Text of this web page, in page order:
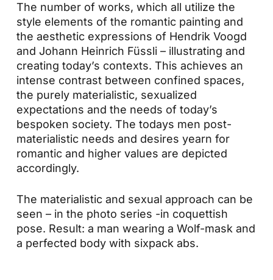
The number of works, which all utilize the
style elements of the romantic painting and
the aesthetic expressions of Hendrik Voogd
and Johann Heinrich Füssli – illustrating and
creating today’s contexts. This achieves an
intense contrast between confined spaces,
the purely materialistic, sexualized
expectations and the needs of today’s
bespoken society. The todays men post-
materialistic needs and desires yearn for
romantic and higher values are depicted
accordingly.
The materialistic and sexual approach can be
seen – in the photo series -in coquettish
pose. Result: a man wearing a Wolf-mask and
a perfected body with sixpack abs.